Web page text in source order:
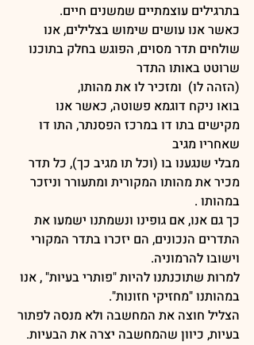
בתרגילים עוצמתיים שמשנים חיים.
כאשר אנו עושים שימוש בצלילים, אנו
שולחים תדר מסוים, הפוגש בחלק בתוכנו
שרוטט באותו התדר
(הזהה לו)  ומזכיר לו את מהותו,
בואו ניקח דוגמא פשוטה, כאשר אנו
מקישים בתו דו במרכז הפסנתר, התו דו
שאחריו מגיב
מבלי שנגענו בו (וכל תו מגיב כך), כל תדר
מכיר את מהותו המקורית ומתעורר וניזכר
במהותו .
כך גם אנו, אם גופינו ונשמתנו ישמעו את
התדרים הנכונים, הם יזכרו בתדר המקורי
וישובו להרמוניה.
למרות שתוכנתנו להיות "פותרי בעיות" , אנו
במהותנו "מחזיקי חזונות".
הצליל חוצה את המחשבה ולא מנסה לפתור
בעיות, כיוון שהמחשבה יצרה את הבעיות.